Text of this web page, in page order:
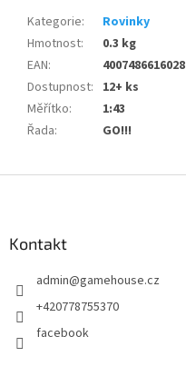
Kategorie:
Rovinky
Hmotnost:
0.3 kg
EAN:
4007486616028
Dostupnost: 12+ ks
Měřítko:
1:43
Řada: GO!!!
Kontakt
admin@gamehouse.cz
+420778755370
facebook